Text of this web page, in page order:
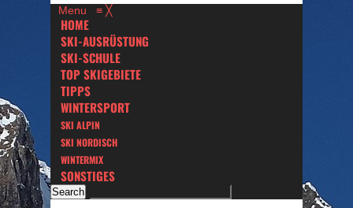
Menu ≡ ╳
HOME
SKI-AUSRÜSTUNG
SKI-SCHULE
TOP SKIGEBIETE
TIPPS
WINTERSPORT
SKI ALPIN
SKI NORDISCH
WINTERMIX
SONSTIGES